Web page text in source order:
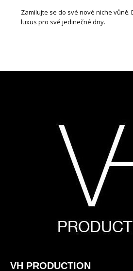
Zamilujte se do své nové niche vůně.
luxus pro své jedinečné dny.
VH PRODUCTION